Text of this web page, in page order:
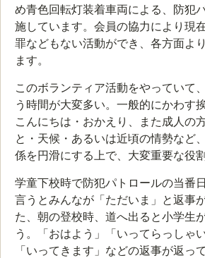
め青色回転灯装着車両による、防犯
施しています。会員の協力により現
罪などもない活動ができ、各方面よ
ます。
このボランティア活動をやっていて
う時間が大変多い。一般的にかわす
こんにちは・おかえり、また成人の
と・天候・あるいは近頃の情勢など
係を円滑にする上で、大変重要な役
学童下校時で防犯パトロールの当番
言うとみんなが「ただいま」と返事
た、朝の登校時、道へ出ると小学生
う。「おはよう」「いってらっしゃ
「いってきます」などの返事が返っ